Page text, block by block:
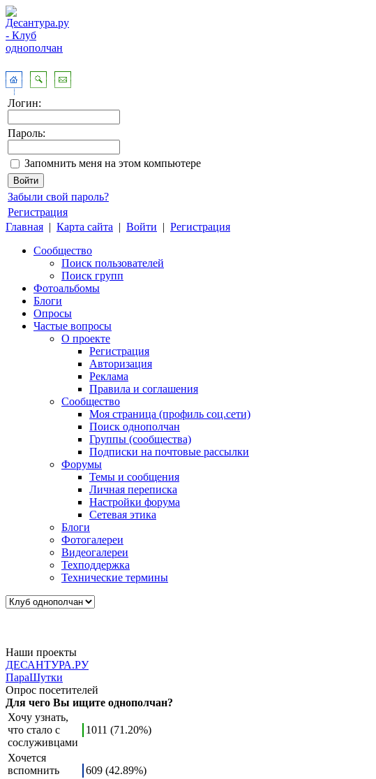
Логин:
Пароль:
Запомнить меня на этом компьютере
Забыли свой пароль?
Регистрация
Главная | Карта сайта | Войти | Регистрация
Сообщество
Поиск пользователей
Поиск групп
Фотоальбомы
Блоги
Опросы
Частые вопросы
О проекте
Регистрация
Авторизация
Реклама
Правила и соглашения
Сообщество
Моя страница (профиль соц.сети)
Поиск однополчан
Группы (сообщества)
Подписки на почтовые рассылки
Форумы
Темы и сообщения
Личная переписка
Настройки форума
Сетевая этика
Блоги
Фотогалереи
Видеогалереи
Техподдержка
Технические термины
Наши проекты
ДЕСАНТУРА.РУ
ПараШутки
Опрос посетителей
Для чего Вы ищите однополчан?
Хочу узнать,
что стало с
сослуживцами
1011 (71.20%)
Хочется
вспомнить
609 (42.89%)